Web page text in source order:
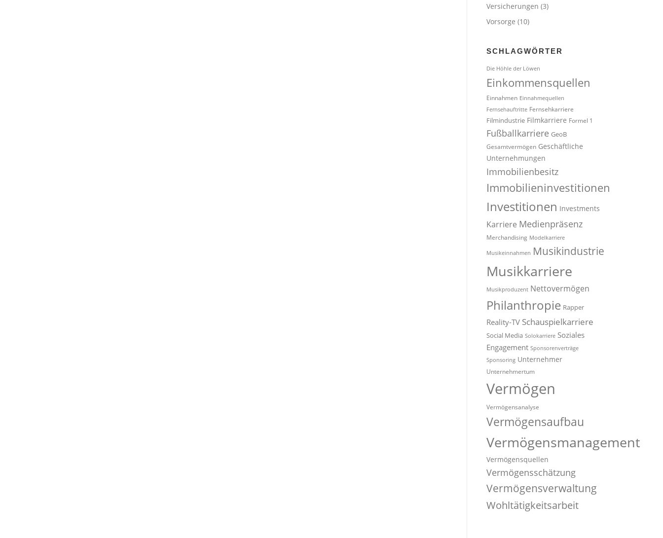
Versicherungen (3)
Vorsorge (10)
SCHLAGWÖRTER
Die Höhle der Löwen
Einkommensquellen
Einnahmen Einnahmequellen
Fernsehauftritte Fernsehkarriere
Filmindustrie Filmkarriere Formel 1
Fußballkarriere GeoB
Gesamtvermögen Geschäftliche
Unternehmungen
Immobilienbesitz
Immobilieninvestitionen
Investitionen Investments
Karriere Medienpräsenz
Merchandising Modelkarriere
Musikeinnahmen Musikindustrie
Musikkarriere
Musikproduzent Nettovermögen
Philanthropie Rapper
Reality-TV Schauspielkarriere
Social Media Solokarriere Soziales
Engagement Sponsorenverträge
Sponsoring Unternehmer
Unternehmertum
Vermögen
Vermögensanalyse
Vermögensaufbau
Vermögensmanagement
Vermögensquellen
Vermögensschätzung
Vermögensverwaltung
Wohltätigkeitsarbeit